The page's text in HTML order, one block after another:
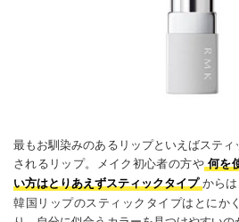
最もお馴染みのあるリップといえばステ
されるリップ。メイク初心者の方や 何を
い方はとりあえずスティックタイプ からは
韓国リップのスティックタイプはとにか